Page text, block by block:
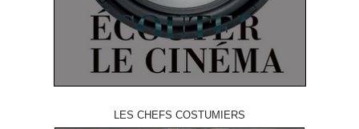
LES CHEFS COSTUMIERS